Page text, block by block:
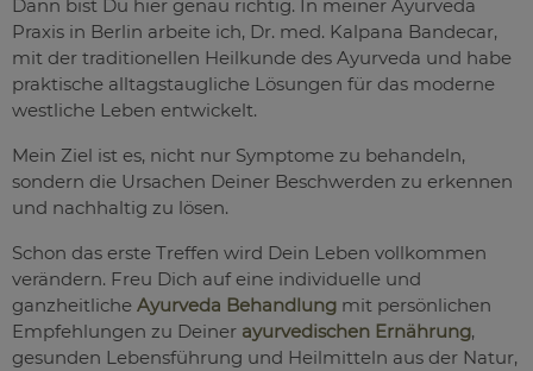
Dann bist Du hier genau richtig. In meiner Ayurveda
Praxis in Berlin arbeite ich, Dr. med. Kalpana Bandecar,
mit der traditionellen Heilkunde des Ayurveda und habe
praktische alltagstaugliche Lösungen für das moderne
westliche Leben entwickelt.
Mein Ziel ist es, nicht nur Symptome zu behandeln,
sondern die Ursachen Deiner Beschwerden zu erkennen
und nachhaltig zu lösen.
Schon das erste Treffen wird Dein Leben vollkommen
verändern. Freu Dich auf eine individuelle und
ganzheitliche Ayurveda Behandlung mit persönlichen
Empfehlungen zu Deiner ayurvedischen Ernährung,
gesunden Lebensführung und Heilmitteln aus der Natur,